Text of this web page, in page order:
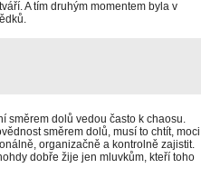
A tím druhým momentem byla v
směrem dolů vedou často k chaosu.
směrem dolů, musí to chtít, moci
organizačně a kontrolně zajistit.
dobře žije jen mluvkům, kteří toho